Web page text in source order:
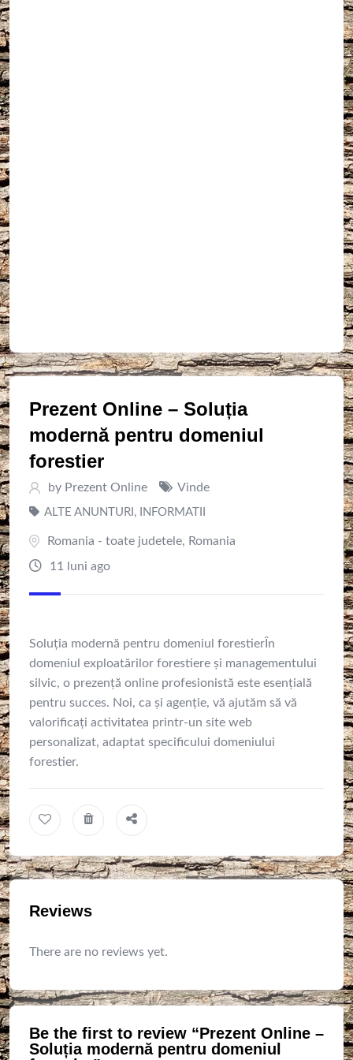
Prezent Online – Soluția
modernă pentru domeniul
forestier
by Prezent Online Vinde
ALTE ANUNTURI , INFORMATII
Romania - toate judetele, Romania
11 luni ago
Soluția modernă pentru domeniul forestierÎn
domeniul exploatărilor forestiere și managementului
silvic, o prezență online profesionistă este esențială
pentru succes. Noi, ca și agenție, vă ajutăm să vă
valorificați activitatea printr-un site web
personalizat, adaptat specificului domeniului
forestier.
Reviews
There are no reviews yet.
Be the first to review “Prezent Online –
Soluția modernă pentru domeniul